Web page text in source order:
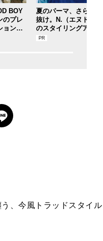
BOY
のプレ
ョンが
イル
夏のパーマ、さらにあ
抜け。N.（エヌドット
のスタイリングアイテ
で作る旬ヘアのテクニ
、今風トラッドスタイ